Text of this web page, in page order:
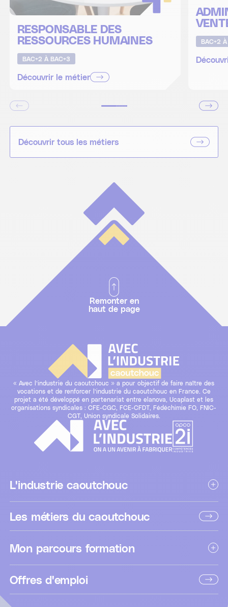
RESPONSABLE DES
RESSOURCES HUMAINES
BAC+2 À BAC+3
Découvrir le métier
BAC+2
Découvrir tous les métiers
Remonter en
haut de page
« Avec l’industrie du caoutchouc » a pour objectif de faire naître des
vocations et de renforcer l’industrie du caoutchouc en France. Ce
projet a été développé en partenariat entre elanova, Ucaplast et les
organisations syndicales : CFE-CGC, FCE-CFDT, Fédéchimie FO, FNIC-
CGT, Union syndicale Solidaires.
L'industrie caoutchouc
Les métiers du caoutchouc
Mon parcours formation
Offres d'emploi